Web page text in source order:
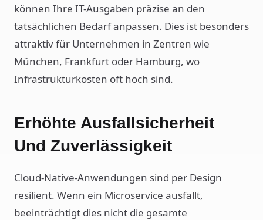
können Ihre IT-Ausgaben präzise an den
tatsächlichen Bedarf anpassen. Dies ist besonders
attraktiv für Unternehmen in Zentren wie
München, Frankfurt oder Hamburg, wo
Infrastrukturkosten oft hoch sind.
Erhöhte Ausfallsicherheit
Und Zuverlässigkeit
Cloud-Native-Anwendungen sind per Design
resilient. Wenn ein Microservice ausfällt,
beeinträchtigt dies nicht die gesamte